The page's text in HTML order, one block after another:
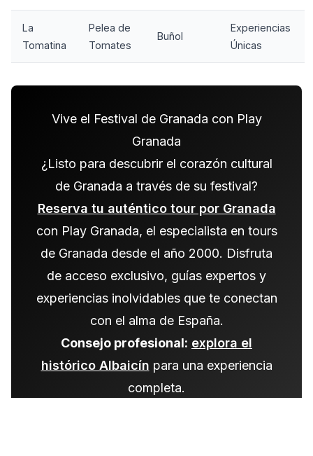
La
Tomatina
Pelea de
Tomates
Buñol
Experiencias
Únicas
Vive el Festival de Granada con Play
Granada
¿Listo para descubrir el corazón cultural
de Granada a través de su festival?
Reserva tu auténtico tour por Granada
con Play Granada, el especialista en tours
de Granada desde el año 2000. Disfruta
de acceso exclusivo, guías expertos y
experiencias inolvidables que te conectan
con el alma de España.
Consejo profesional: explora el
histórico Albaicín para una experiencia
completa.